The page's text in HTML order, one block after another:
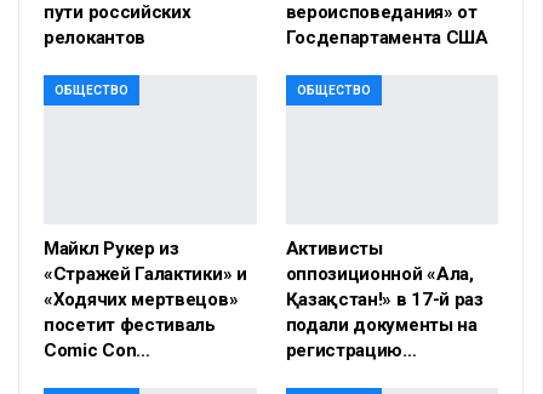
пути российских
релокантов
вероисповедания» от
Госдепартамента США
ОБЩЕСТВО
Майкл Рукер из
«Стражей Галактики» и
«Ходячих мертвецов»
посетит фестиваль
Comic Con…
ОБЩЕСТВО
Активисты
оппозиционной «Алға,
Қазақстан!» в 17-й раз
подали документы на
регистрацию…